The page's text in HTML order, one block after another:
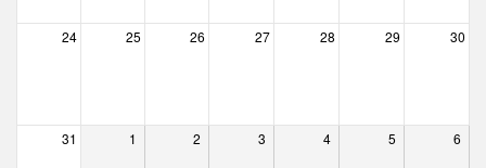
Dunabogdány
24 25 26 27 28 29 30
31 1 2 3 4 5 6